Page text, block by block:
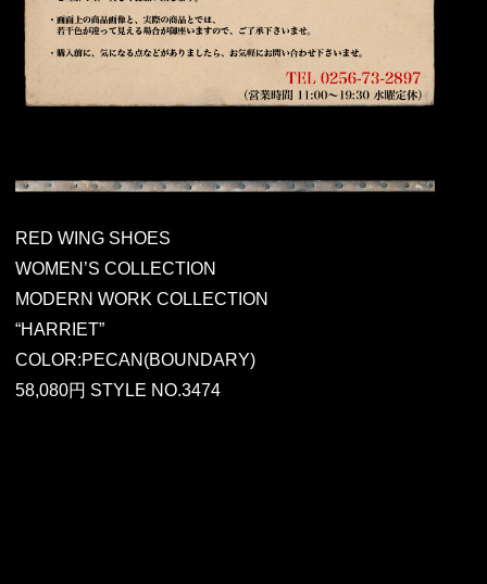
RED WING SHOES
WOMEN’S COLLECTION
MODERN WORK COLLECTION
“HARRIET”
COLOR:PECAN(BOUNDARY)
58,080円 STYLE NO.3474